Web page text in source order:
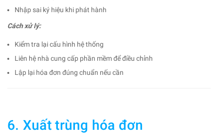
Nhập sai ký hiệu khi phát hành
Cách xử lý:
Kiểm tra lại cấu hình hệ thống
Liên hệ nhà cung cấp phần mềm để điều chỉnh
Lập lại hóa đơn đúng chuẩn nếu cần
6. Xuất trùng hóa đơn